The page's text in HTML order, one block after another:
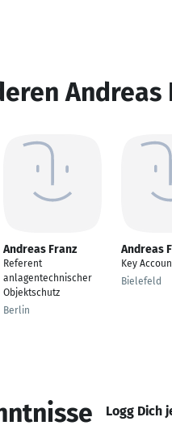
Andreas
Andreas Franz
Referent
anlagentechnischer
Objektschutz
Berlin
Andreas
Key
Bielefeld
Logg Dich